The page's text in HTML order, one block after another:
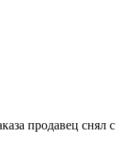
продавец снял с